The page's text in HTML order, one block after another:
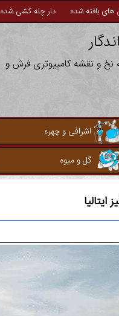
بافته شده دار چله کشی شده
نخ و نقشه کامپیوتری فرش و
اشرافی و چهره
گل و میوه
ایتالیا